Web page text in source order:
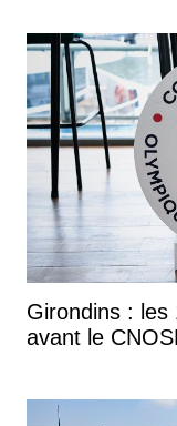
Girondins : les
avant le